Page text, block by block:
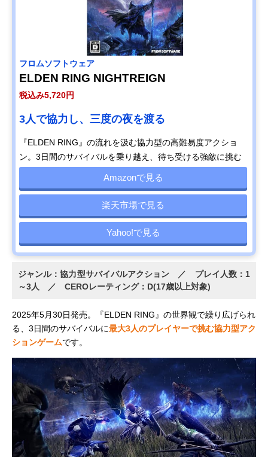
フロムソフトウェア
ELDEN RING NIGHTREIGN
税込み5,720円
3人で協力し、三度の夜を渡る
『ELDEN RING』の流れを汲む協力型の高難易度アクショ
ン。3日間のサバイバルを乗り越え、待ち受ける強敵に挑む
Amazonで見る
楽天市場で見る
Yahoo!で見る
ジャンル：協力型サバイバルアクション ／ プレイ人数：1
～3人 ／ CEROレーティング：D(17歳以上対象)
2025年5月30日発売。『ELDEN RING』の世界観で繰り広げられ
る、3日間のサバイバルに最大3人のプレイヤーで挑む協力型アク
ションゲームです。